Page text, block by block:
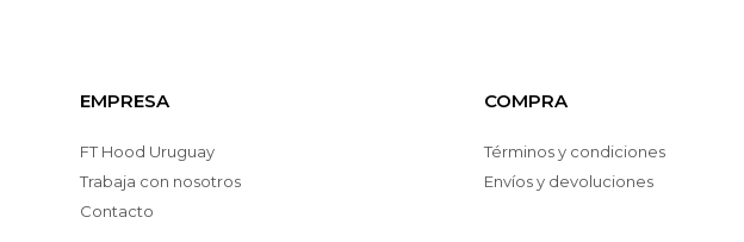
EMPRESA
FT Hood Uruguay
Trabaja con nosotros
Contacto
COMPRA
Términos y condiciones
Envíos y devoluciones